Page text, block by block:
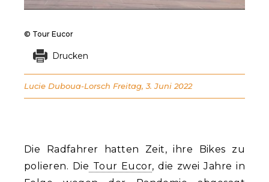
Die Radfahrer hatten Zeit, ihre Bikes zu
polieren. Die Tour Eucor, die zwei Jahre in
© Tour Eucor
Drucken
Lucie Duboua-Lorsch Freitag, 3. Juni 2022